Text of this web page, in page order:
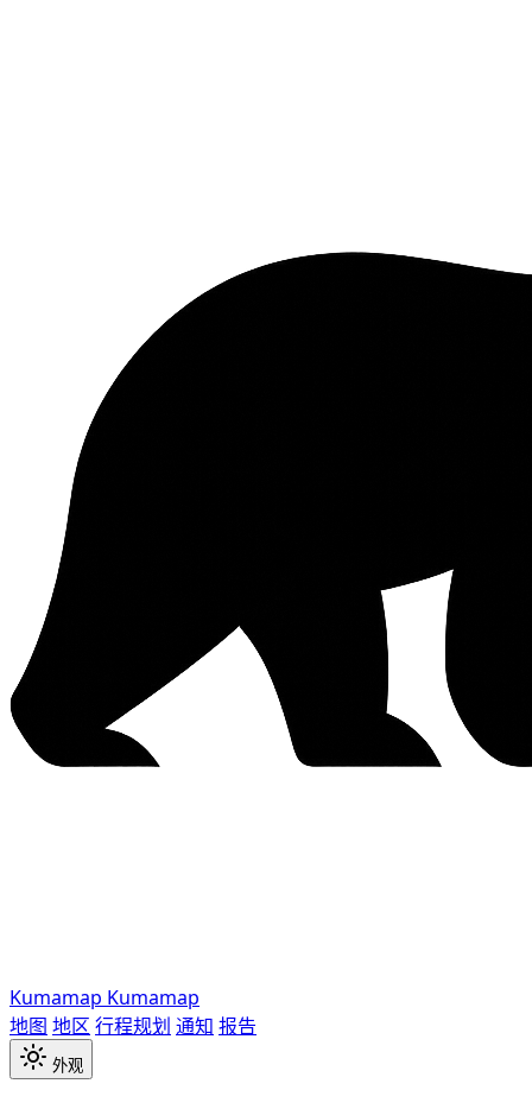
Kumamap Kumamap
地图 地区 行程规划 通知 报告
外观